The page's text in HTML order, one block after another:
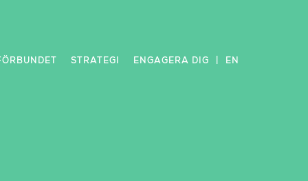
STRATEGI ENGAGERA DIG EN